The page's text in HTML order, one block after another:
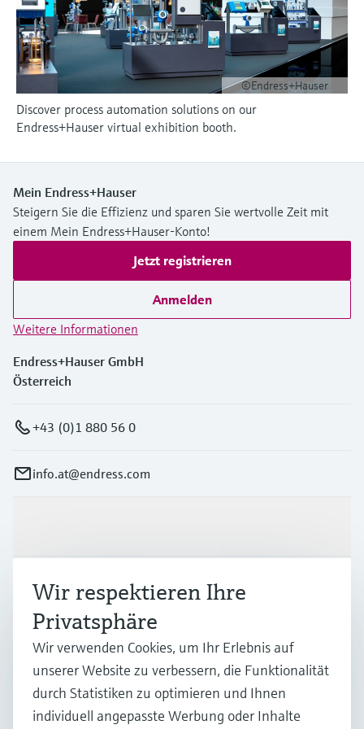
Device Viewer
Produktspezifische Informationen und
Dokumente finden
Ersatzteilsuche
Ersatzteile anhand von Produktwurzel,
Füllstandsmessung
Füllstandsmessung Druck
Alle ansehen
Analysatoren für Härte, Eisen,
Aluminium & Chromat
Prozessphotometer
Mikrowellentransmission
Memosens-Technologie
Alle ansehen
©Endress+Hauser
Discover process automation solutions on our
Endress+Hauser virtual exhibition booth.
Mein Endress+Hauser
Steigern Sie die Effizienz und sparen Sie wertvolle Zeit mit
einem Mein Endress+Hauser-Konto!
Jetzt registrieren
Anmelden
Weitere Informationen
Endress+Hauser GmbH
Österreich
+43 (0)1 880 56 0
info.at@endress.com
Branchen
Support
Wir respektieren Ihre
Privatsphäre
Wir verwenden Cookies, um Ihr Erlebnis auf
unserer Website zu verbessern, die Funktionalität
durch Statistiken zu optimieren und Ihnen
individuell angepasste Werbung oder Inhalte